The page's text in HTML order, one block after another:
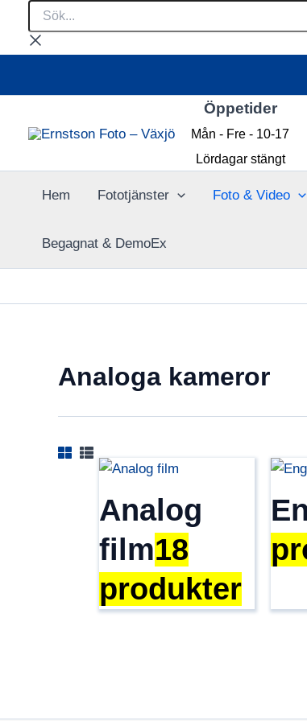
innehåll
Sök...
Öppetider
Mån - Fre - 10-17
Lördagar stängt
Hem Fototjänster Foto & Video
Begagnat & DemoEx
Analoga kameror
Analog
film18
produkter